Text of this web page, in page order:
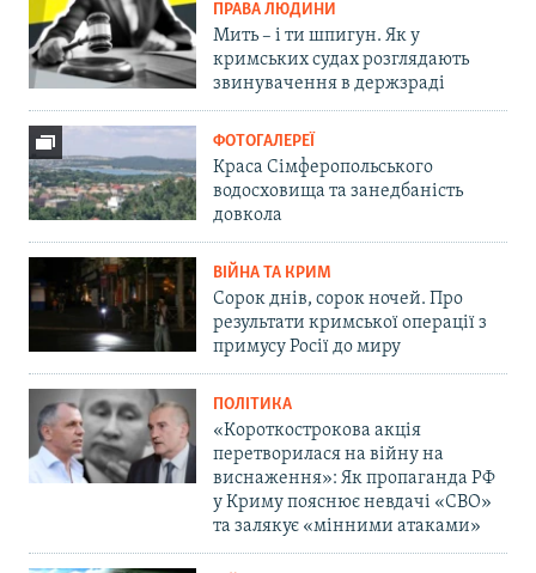
ПРАВА ЛЮДИНИ
Мить – і ти шпигун. Як у
кримських судах розглядають
звинувачення в держзраді
ФОТОГАЛЕРЕЇ
Краса Сімферопольського
водосховища та занедбаність
довкола
ВІЙНА ТА КРИМ
Сорок днів, сорок ночей. Про
результати кримської операції з
примусу Росії до миру
ПОЛІТИКА
«Короткострокова акція
перетворилася на війну на
виснаження»: Як пропаганда РФ
у Криму пояснює невдачі «СВО»
та залякує «мінними атаками»